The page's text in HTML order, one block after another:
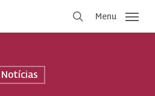
Menu
Notícias